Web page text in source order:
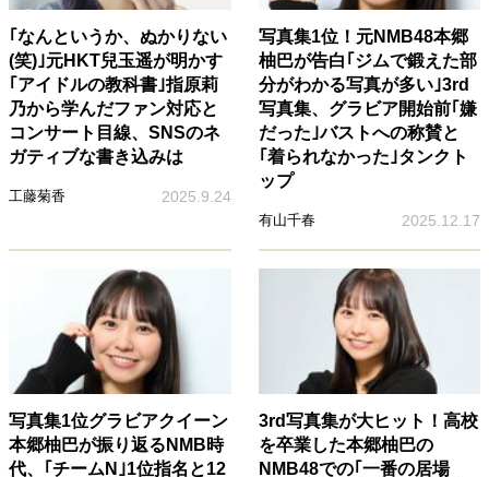
｢なんというか、ぬかりない
(笑)｣元HKT兒玉遥が明かす
｢アイドルの教科書｣指原莉
乃から学んだファン対応と
コンサート目線、SNSのネ
ガティブな書き込みは
工藤菊香 2025.9.24
写真集1位！元NMB48本郷
柚巴が告白｢ジムで鍛えた部
分がわかる写真が多い｣3rd
写真集、グラビア開始前｢嫌
だった｣バストへの称賛と
｢着られなかった｣タンクト
ップ
有山千春 2025.12.17
写真集1位グラビアクイーン
本郷柚巴が振り返るNMB時
代、｢チームN｣1位指名と12
3rd写真集が大ヒット！高校
を卒業した本郷柚巴の
NMB48での｢一番の居場